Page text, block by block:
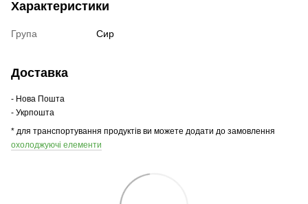
Характеристики
Група Сир
Доставка
- Нова Пошта
- Укрпошта
* для транспортування продуктів ви можете додати до замовлення
охолоджуючі елементи